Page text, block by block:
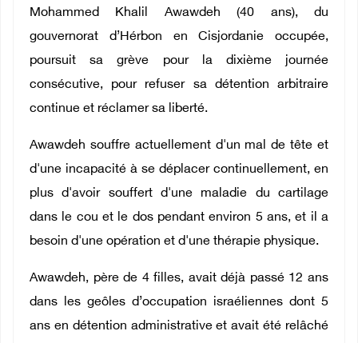
Mohammed Khalil Awawdeh (40 ans), du
gouvernorat d’Hérbon en Cisjordanie occupée,
poursuit sa grève pour la dixième journée
consécutive, pour refuser sa détention arbitraire
continue et réclamer sa liberté.
Awawdeh souffre actuellement d'un mal de tête et
d'une incapacité à se déplacer continuellement, en
plus d'avoir souffert d'une maladie du cartilage
dans le cou et le dos pendant environ 5 ans, et il a
besoin d'une opération et d'une thérapie physique.
Awawdeh, père de 4 filles, avait déjà passé 12 ans
dans les geôles d’occupation israéliennes dont 5
ans en détention administrative et avait été relâché